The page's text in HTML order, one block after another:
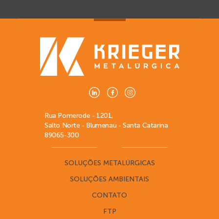
Rua Pomerode - 1201,
Salto Norte - Blumenau - Santa Catarina
89065-300
SOLUÇÕES METALÚRGICAS
SOLUÇÕES AMBIENTAIS
CONTATO
FTP